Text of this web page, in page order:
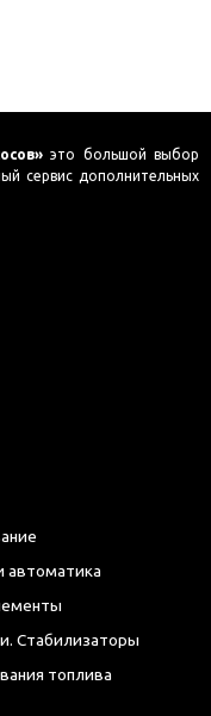
это большой выбор
сервис дополнительных
автоматика
Стабилизаторы
топлива